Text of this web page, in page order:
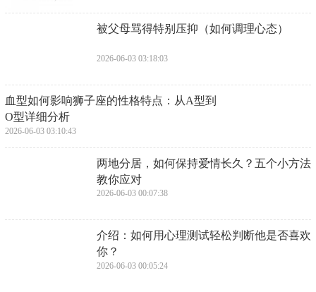
​被父母骂得特别压抑（如何调理心态）
2026-06-03 03:18:03
​血型如何影响狮子座的性格特点：从A型到
O型详细分析
2026-06-03 03:10:43
​两地分居，如何保持爱情长久？五个小方法
教你应对
2026-06-03 00:07:38
​介绍：如何用心理测试轻松判断他是否喜欢
你？
2026-06-03 00:05:24